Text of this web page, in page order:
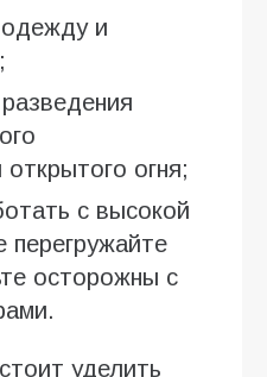
одежду и
огня;
с высокой
перегружайте
осторожны с
уделить